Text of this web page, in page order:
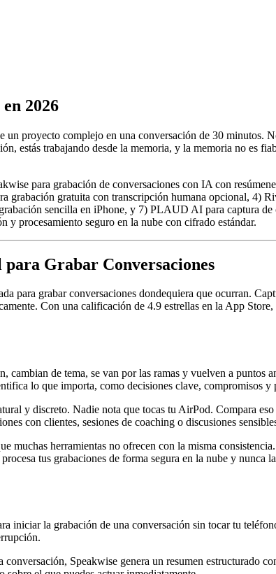
2026
un proyecto complejo en una conversación de 30
estás trabajando desde la memoria, y la memoria no es
para grabación de conversaciones con IA con
grabación gratuita con transcripción humana opcional, 4)
sencilla en iPhone, y 7) PLAUD AI para captura
y procesamiento seguro en la nube con cifrado estándar.
Grabar Conversaciones
para grabar conversaciones dondequiera que ocurran.
Con una calificación de 4.9 estrellas en la App
cambian de tema, se van por las ramas y vuelven a
lo que importa, como decisiones clave, compromisos
y discreto. Nadie nota que tocas tu AirPod. Compara
con clientes, sesiones de coaching o discusiones
muchas herramientas no ofrecen con la misma
tus grabaciones de forma segura en la nube y nunca
iniciar la grabación de una conversación sin tocar tu
conversación, Speakwise genera un resumen estructurado